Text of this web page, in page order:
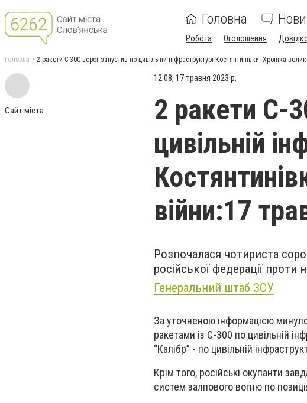
Головна
Робота Оголошення
Головна 2 ракети С-300 ворог запустив по цивільній інфраструктурі Костянтинівки. Хроніка
Сайт міста
12:08, 17 травня 2023 р.
2 ракети С-
цивільній
війни:17
Розпочалася чотириста
російської федерації проти
Генеральний штаб ЗСУ
За уточненою інформацією
ракетами із С-300 по цивільній
“Калібр” - по цивільній
Крім того, російські окупанти
систем залпового вогню по